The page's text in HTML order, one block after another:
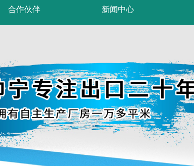
合作伙伴 新闻中心